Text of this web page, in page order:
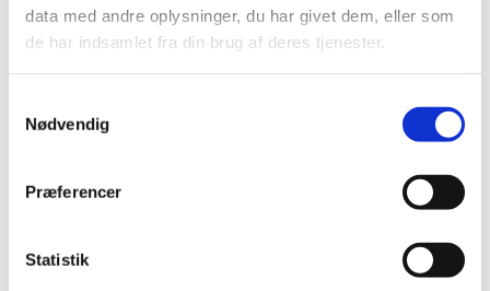
data med andre oplysninger, du har givet dem, eller som
de har indsamlet fra din brug af deres tjenester.
Nødvendig
Præferencer
Statistik